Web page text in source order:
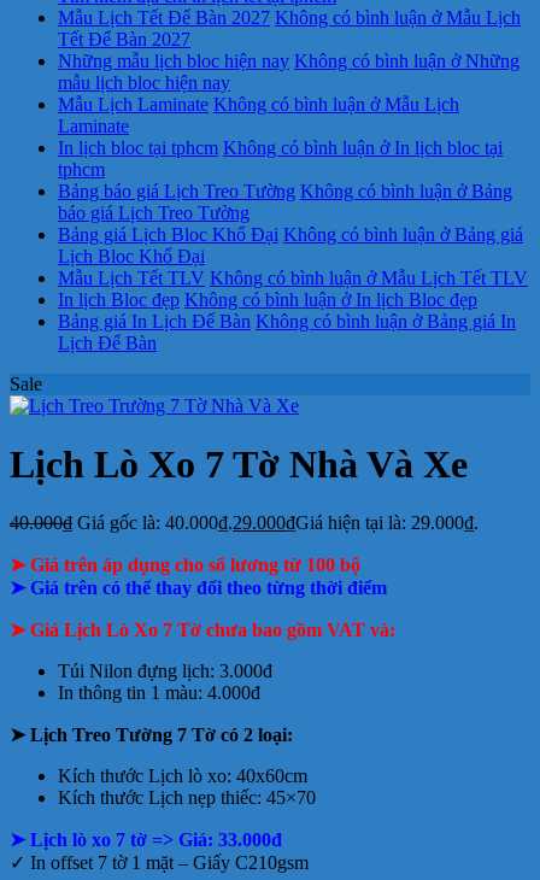
Mẫu Lịch Tết Để Bàn 2027 Không có bình luận ở Mẫu Lịch
Tết Để Bàn 2027
Những mẫu lịch bloc hiện nay Không có bình luận ở Những
mẫu lịch bloc hiện nay
Mẫu Lịch Laminate Không có bình luận ở Mẫu Lịch
Laminate
In lịch bloc tại tphcm Không có bình luận ở In lịch bloc tại
tphcm
Bảng báo giá Lịch Treo Tường Không có bình luận ở Bảng
báo giá Lịch Treo Tường
Bảng giá Lịch Bloc Khổ Đại Không có bình luận ở Bảng giá
Lịch Bloc Khổ Đại
Mẫu Lịch Tết TLV Không có bình luận ở Mẫu Lịch Tết TLV
In lịch Bloc đẹp Không có bình luận ở In lịch Bloc đẹp
Bảng giá In Lịch Để Bàn Không có bình luận ở Bảng giá In
Lịch Để Bàn
Sale
Lịch Lò Xo 7 Tờ Nhà Và Xe
40.000₫ Giá gốc là: 40.000₫.29.000₫Giá hiện tại là: 29.000₫.
➤ Giá trên áp dụng cho số lương từ 100 bộ
➤ Giá trên có thể thay đổi theo từng thời điểm
➤ Giá Lịch Lò Xo 7 Tờ chưa bao gồm VAT và:
Túi Nilon đựng lịch: 3.000đ
In thông tin 1 màu: 4.000đ
➤ Lịch Treo Tường 7 Tờ có 2 loại:
Kích thước Lịch lò xo: 40x60cm
Kích thước Lịch nẹp thiếc: 45×70
➤ Lịch lò xo 7 tờ => Giá: 33.000đ
✓ In offset 7 tờ 1 mặt – Giấy C210gsm